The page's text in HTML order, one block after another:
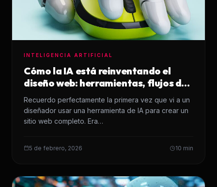
INTELIGENCIA ARTIFICIAL
Cómo la IA está reinventando el
diseño web: herramientas, flujos de
trabajo y ejemplos de uso real
Recuerdo perfectamente la primera vez que vi a un
diseñador usar una herramienta de IA para crear un
sitio web completo. Era…
5 de febrero, 2026 10 min